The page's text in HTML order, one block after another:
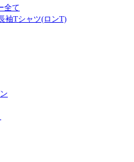
全て
袖Tシャツ(ロンT)